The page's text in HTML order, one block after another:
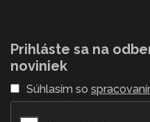
Prihláste sa na
noviniek
Súhlasím so